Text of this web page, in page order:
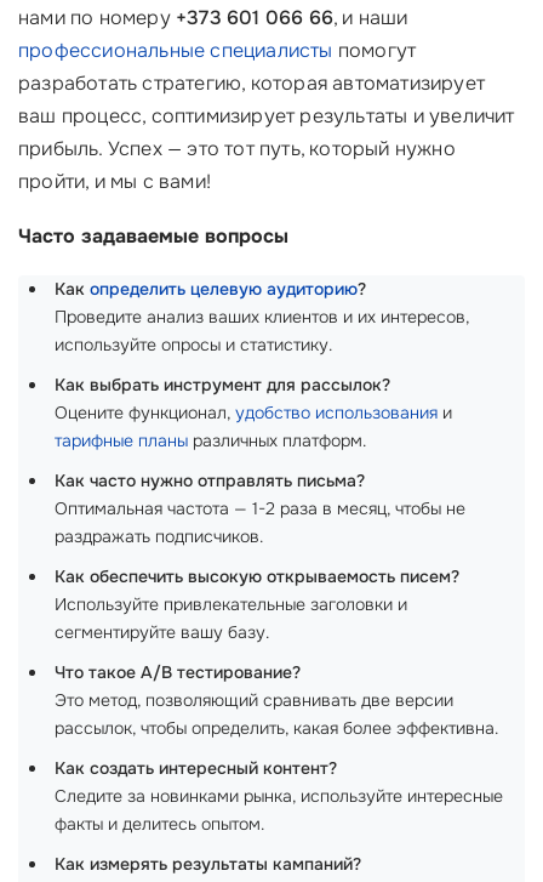
нами по номеру +373 601 066 66, и наши
профессиональные специалисты помогут
разработать стратегию, которая автоматизирует
ваш процесс, соптимизирует результаты и увеличит
прибыль. Успех — это тот путь, который нужно
пройти, и мы с вами!
Часто задаваемые вопросы
Как определить целевую аудиторию?
Проведите анализ ваших клиентов и их интересов,
используйте опросы и статистику.
Как выбрать инструмент для рассылок?
Оцените функционал, удобство использования и
тарифные планы различных платформ.
Как часто нужно отправлять письма?
Оптимальная частота — 1-2 раза в месяц, чтобы не
раздражать подписчиков.
Как обеспечить высокую открываемость писем?
Используйте привлекательные заголовки и
сегментируйте вашу базу.
Что такое A/B тестирование?
Это метод, позволяющий сравнивать две версии
рассылок, чтобы определить, какая более эффективна.
Как создать интересный контент?
Следите за новинками рынка, используйте интересные
факты и делитесь опытом.
Как измерять результаты кампаний?